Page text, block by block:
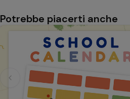
Potrebbe piacerti anche